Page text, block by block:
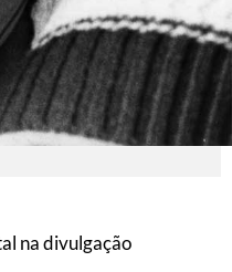
na divulgação